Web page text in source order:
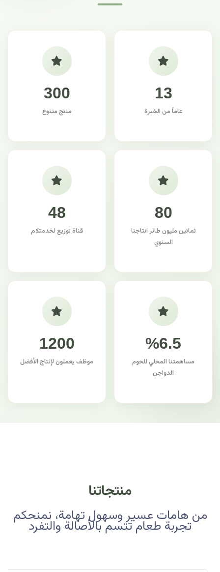
13
عاماً من الخبرة
300
منتج متنوع
80
ثمانين مليون طائر انتاجنا
السنوي
48
قناة توزيع لخدمتكم
%6.5
مساهمتنا المحلي للحوم
الدواجن
1200
موظف يعملون لإنتاج الأفضل
منتجاتنا
من هامات عسير وسهول تهامة، نمنحكم
تجربة طعام تتسم بالأصالة والتفرد